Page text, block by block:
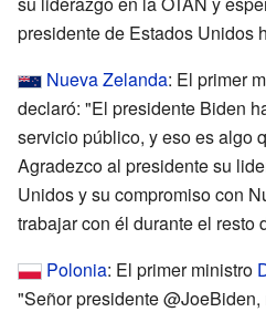
presidente de Estados Unidos
Nueva Zelanda: El primer
declaró: "El presidente Biden
servicio público, y eso es algo
Agradezco al presidente su
Unidos y su compromiso con
trabajar con él durante el resto
Polonia: El primer ministro
"Señor presidente